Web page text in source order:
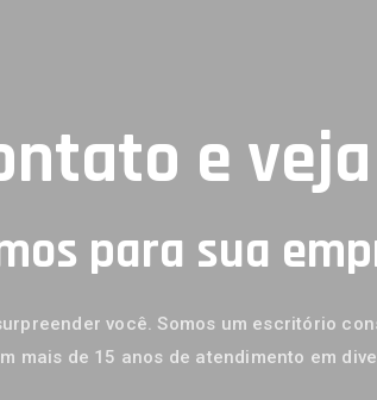
e
para sua
você. Somos um escritório
mais de 15 anos de atendimento em